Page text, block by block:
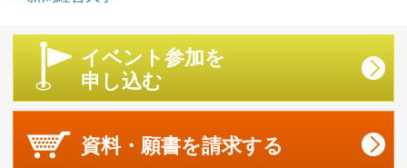
イベント参加を
申し込む
資料・願書を請求する